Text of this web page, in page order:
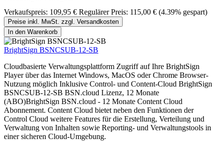
Verkaufspreis: 109,95 € Regulärer Preis: 115,00 € (4.39% gespart)
Preise inkl. MwSt. zzgl. Versandkosten
In den Warenkorb
BrightSign BSNCSUB-12-SB
Cloudbasierte Verwaltungsplattform Zugriff auf Ihre BrightSign
Player über das Internet Windows, MacOS oder Chrome Browser-
Nutzung möglich Inklusive Control- und Content-Cloud BrightSign
BSNCSUB-12-SB BSN.cloud Lizenz, 12 Monate
(ABO)BrightSign BSN.cloud - 12 Monate Content Cloud
Abonnement. Content Cloud bietet neben den Funktionen der
Control Cloud weitere Features für die Erstellung, Verteilung und
Verwaltung von Inhalten sowie Reporting- und Verwaltungstools in
einer sicheren Cloud-Umgebung.